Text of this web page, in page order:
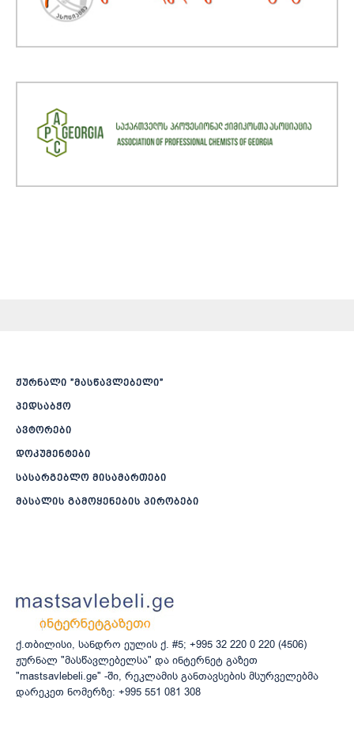
ჟურნალი ”მასწავლებელი”
პედსაბჭო
ავტორები
დოკუმენტები
სასარგებლო მისამართები
მასალის გამოყენების პირობები
ქ.თბილისი, სანდრო ეულის ქ. #5; +995 32 220 0 220 (4506)
ჟურნალ "მასწავლებელსა" და ინტერნეტ გაზეთ
"mastsavlebeli.ge" -ში, რეკლამის განთავსების მსურველებმა
დარეკეთ ნომერზე: +995 551 081 308